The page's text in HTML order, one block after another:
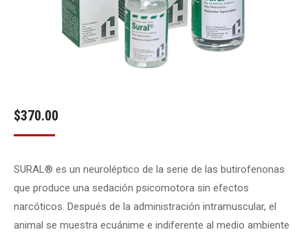
$370.00
SURAL® es un neuroléptico de la serie de las butirofenonas
que produce una sedación psicomotora sin efectos
narcóticos. Después de la administración intramuscular, el
animal se muestra ecuánime e indiferente al medio ambiente